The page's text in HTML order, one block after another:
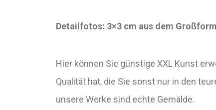
Detailfotos: 3×3 cm aus dem
Hier können Sie günstige XXL Kunst
Qualität hat, die Sie sonst nur in den
unsere Werke sind echte Gemälde.